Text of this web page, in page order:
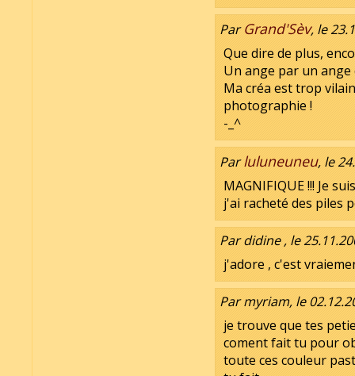
ParGrand'Sèv, le
Que dire de plus,
Un ange par un
Ma créa est trop
photographie !
-_^
Parluluneuneu, le
MAGNIFIQUE !!! Je
j'ai racheté des piles
Par didine , le
j'adore , c'est
Par myriam, le
je trouve que tes
coment fait tu pour
toute ces couleur